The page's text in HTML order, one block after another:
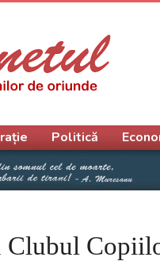
Clubul
Politică